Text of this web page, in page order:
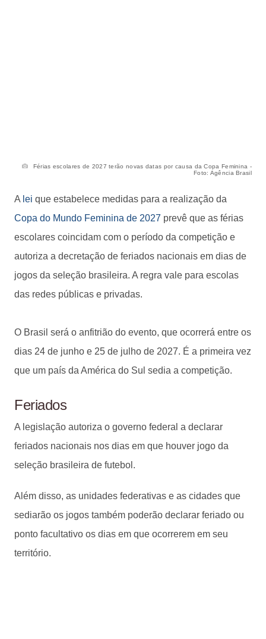
Férias escolares de 2027 terão novas datas por causa da Copa Feminina -
Foto: Agência Brasil
A lei que estabelece medidas para a realização da
Copa do Mundo Feminina de 2027 prevê que as férias
escolares coincidam com o período da competição e
autoriza a decretação de feriados nacionais em dias de
jogos da seleção brasileira. A regra vale para escolas
das redes públicas e privadas.
O Brasil será o anfitrião do evento, que ocorrerá entre os
dias 24 de junho e 25 de julho de 2027. É a primeira vez
que um país da América do Sul sedia a competição.
Feriados
A legislação autoriza o governo federal a declarar
feriados nacionais nos dias em que houver jogo da
seleção brasileira de futebol.
Além disso, as unidades federativas e as cidades que
sediarão os jogos também poderão declarar feriado ou
ponto facultativo os dias em que ocorrerem em seu
território.